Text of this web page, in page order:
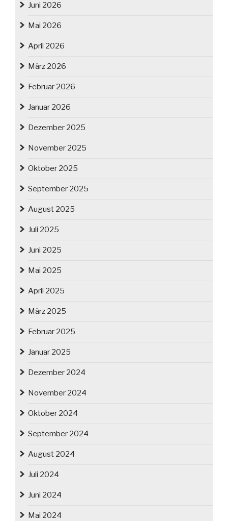
Juni 2026
Mai 2026
April 2026
März 2026
Februar 2026
Januar 2026
Dezember 2025
November 2025
Oktober 2025
September 2025
August 2025
Juli 2025
Juni 2025
Mai 2025
April 2025
März 2025
Februar 2025
Januar 2025
Dezember 2024
November 2024
Oktober 2024
September 2024
August 2024
Juli 2024
Juni 2024
Mai 2024